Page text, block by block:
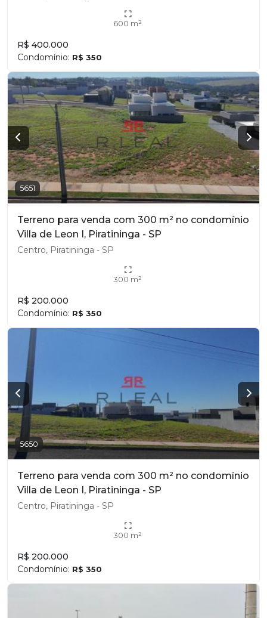
600 m²
R$ 400.000
Condomínio: R$ 350
5651
Terreno para venda com 300 m² no condomínio
Villa de Leon I, Piratininga - SP
Centro, Piratininga - SP
300 m²
R$ 200.000
Condomínio: R$ 350
5650
Terreno para venda com 300 m² no condomínio
Villa de Leon I, Piratininga - SP
Centro, Piratininga - SP
300 m²
R$ 200.000
Condomínio: R$ 350